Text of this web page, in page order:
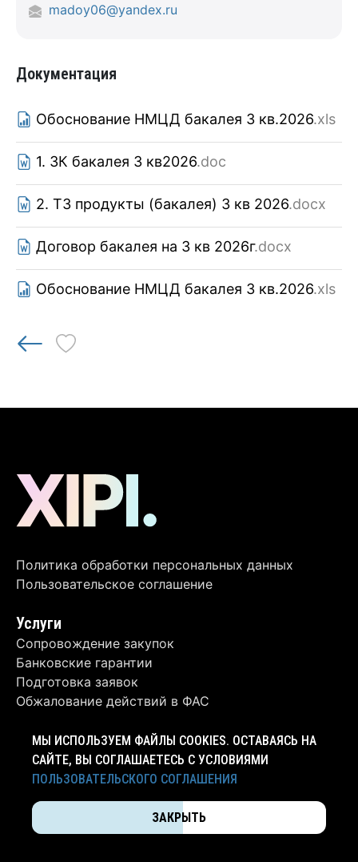
madoy06@yandex.ru
Документация
Обоснование НМЦД бакалея 3 кв.2026.xls
1. ЗК бакалея 3 кв2026.doc
2. ТЗ продукты (бакалея) 3 кв 2026.docx
Договор бакалея на 3 кв 2026г.docx
Обоснование НМЦД бакалея 3 кв.2026.xls
Политика обработки персональных данных
Пользовательское соглашение
Услуги
Сопровождение закупок
Банковские гарантии
Подготовка заявок
Обжалование действий в ФАС
Контакты
+7 (4012) 63-62-06
Калининград, ул. Ручейная, д. 2А, оф. 2
МЫ ИСПОЛЬЗУЕМ ФАЙЛЫ COOKIES. ОСТАВАЯСЬ НА
САЙТЕ, ВЫ СОГЛАШАЕТЕСЬ С УСЛОВИЯМИ
ПОЛЬЗОВАТЕЛЬСКОГО СОГЛАШЕНИЯ
ЗАКРЫТЬ